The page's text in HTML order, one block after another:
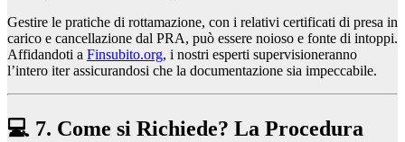
Gestire le pratiche di rottamazione, con i relativi certificati di presa in
carico e cancellazione dal PRA, può essere noioso e fonte di intoppi.
Affidandoti a Finsubito.org, i nostri esperti supervisioneranno
l’intero iter assicurandosi che la documentazione sia impeccabile.
💻 7. Come si Richiede? La Procedura